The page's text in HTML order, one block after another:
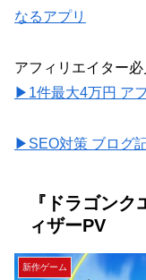
なるアプリ
アフィリエイター必
▶1件最大4万円 ア
▶SEO対策 ブログ
『ドラゴン
ィザーPV
新作ゲーム